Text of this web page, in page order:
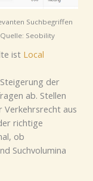
Suchbegriffen
Seobility
ist Local
der
ab. Stellen
Verkehrsrecht aus
richtige
ob
Suchvolumina